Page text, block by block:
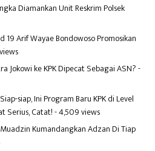
Diamankan Unit Reskrim Polsek
19 Arif Wayae Bondowoso Promosikan
Jokowi ke KPK Dipecat Sebagai ASN?-
siap, Ini Program Baru KPK di Level
Serius, Catat!- 4,509 views
Kumandangkan Adzan Di Tiap